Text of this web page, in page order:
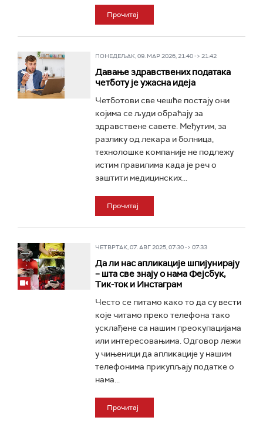
Прочитај
ПОНЕДЕЉАК, 09. МАР 2026, 21:40 -> 21:42
Давање здравствених података
четботу је ужасна идеја
Четботови све чешће постају они
којима се људи обраћају за
здравствене савете. Међутим, за
разлику од лекара и болница,
технолошке компаније не подлежу
истим правилима када је реч о
заштити медицинских...
Прочитај
ЧЕТВРТАК, 07. АВГ 2025, 07:30 -> 07:33
Да ли нас апликације шпијунирају
– шта све знају о нама Фејсбук,
Тик-ток и Инстаграм
Често се питамо како то да су вести
које читамо преко телефона тако
усклађене са нашим преокупацијама
или интересовањима. Одговор лежи
у чињеници да апликације у нашим
телефонима прикупљају податке о
нама...
Прочитај